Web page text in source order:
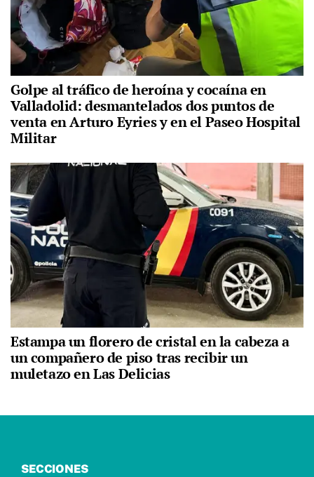
Golpe al tráfico de heroína y cocaína en
Valladolid: desmantelados dos puntos de
venta en Arturo Eyries y en el Paseo Hospital
Militar
Estampa un florero de cristal en la cabeza a
un compañero de piso tras recibir un
muletazo en Las Delicias
SECCIONES